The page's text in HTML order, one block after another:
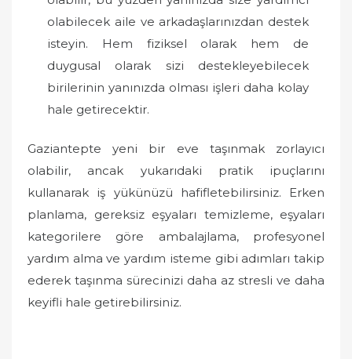
olabilecek aile ve arkadaşlarınızdan destek
isteyin. Hem fiziksel olarak hem de
duygusal olarak sizi destekleyebilecek
birilerinin yanınızda olması işleri daha kolay
hale getirecektir.
Gaziantepte yeni bir eve taşınmak zorlayıcı
olabilir, ancak yukarıdaki pratik ipuçlarını
kullanarak iş yükünüzü hafifletebilirsiniz. Erken
planlama, gereksiz eşyaları temizleme, eşyaları
kategorilere göre ambalajlama, profesyonel
yardım alma ve yardım isteme gibi adımları takip
ederek taşınma sürecinizi daha az stresli ve daha
keyifli hale getirebilirsiniz.